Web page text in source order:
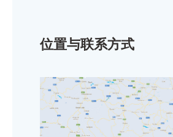
位置与联系方式